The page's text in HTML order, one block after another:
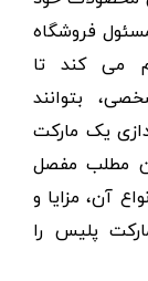
فروشگاه
می کند تا
بتوانند
یک مارکت
مطلب مفصل
آن، مزایا و
پلیس را